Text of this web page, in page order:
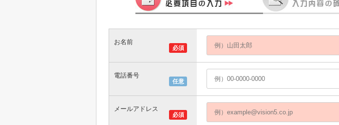
必須
お名前
任意
電話番号
必須
メールアドレス